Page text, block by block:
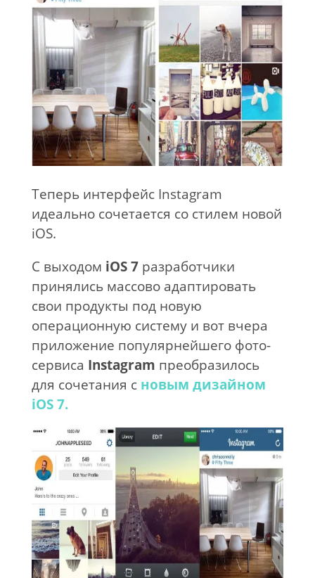
Теперь интерфейс Instagram
идеально сочетается со стилем новой
iOS.
С выходом iOS 7разработчики
принялись массово адаптировать
свои продукты под новую
операционную систему и вот вчера
приложение популярнейшего фото-
сервиса Instagram преобразилось
для сочетания с новым дизайном
iOS 7.